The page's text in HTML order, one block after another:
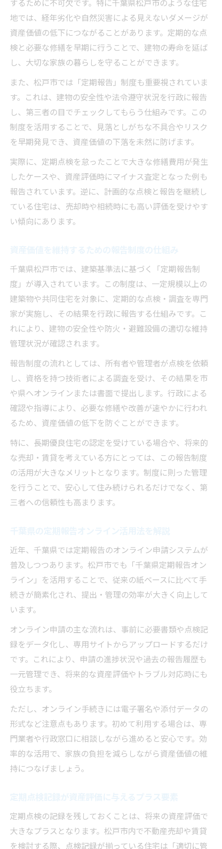
するために不可欠です。特に千葉県松戸市のような住宅
地では、経年劣化や自然災害による見えないダメージが
資産価値の低下につながることがあります。定期的な点
検と必要な修繕を早期に行うことで、建物の寿命を延ば
し、大切な家族の暮らしを守ることができます。
また、松戸市では「定期報告」制度も重要視されていま
す。これは、建物の安全性や法令遵守状況を行政に報告
し、第三者の目でチェックしてもらう仕組みです。この
制度を活用することで、見落としがちな不具合やリスク
を早期発見でき、資産価値の下落を未然に防げます。
実際に、定期点検を怠ったことで大きな修繕費用が発生
したケースや、資産評価時にマイナス査定となった例も
報告されています。逆に、計画的な点検と報告を継続し
ている住宅は、売却時や相続時にも高い評価を受けやす
い傾向にあります。
千葉県松戸市では、建築基準法に基づく「定期報告制
度」が導入されています。この制度は、一定規模以上の
建築物や共同住宅を対象に、定期的な点検・調査を専門
家が実施し、その結果を行政に報告する仕組みです。こ
れにより、建物の安全性や防火・避難設備の適切な維持
管理状況が確認されます。
報告制度の流れとしては、所有者や管理者が点検を依頼
し、資格を持つ技術者による調査を受け、その結果を市
や県へオンラインまたは書面で提出します。行政による
確認や指導により、必要な修繕や改善が速やかに行われ
るため、資産価値の低下を防ぐことができます。
特に、長期優良住宅の認定を受けている場合や、将来的
な売却・賃貸を考えている方にとっては、この報告制度
の活用が大きなメリットとなります。制度に則った管理
を行うことで、安心して住み続けられるだけでなく、第
三者への信頼性も高まります。
近年、千葉県では定期報告のオンライン申請システムが
普及しつつあります。松戸市でも「千葉県定期報告オン
ライン」を活用することで、従来の紙ベースに比べて手
続きが簡素化され、提出・管理の効率が大きく向上して
います。
オンライン申請の主な流れは、事前に必要書類や点検記
録をデータ化し、専用サイトからアップロードするだけ
です。これにより、申請の進捗状況や過去の報告履歴も
一元管理でき、将来的な資産評価やトラブル対応時にも
役立ちます。
ただし、オンライン手続きには電子署名や添付データの
形式など注意点もあります。初めて利用する場合は、専
門業者や行政窓口に相談しながら進めると安心です。効
率的な活用で、家族の負担を減らしながら資産価値の維
持につなげましょう。
定期点検の記録を残しておくことは、将来の資産評価で
大きなプラスとなります。松戸市内で不動産売却や賃貸
を検討する際、点検記録が揃っている住宅は「適切に管